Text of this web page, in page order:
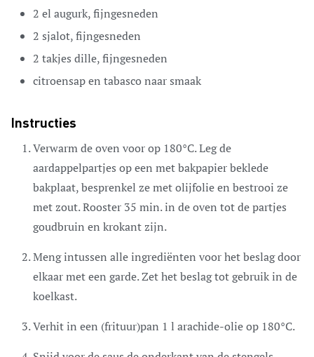
2 el augurk,fijngesneden
2 sjalot,fijngesneden
2 takjes dille,fijngesneden
citroensap en tabasco naar smaak
Instructies
Verwarm de oven voor op 180°C. Leg de
aardappelpartjes op een met bakpapier beklede
bakplaat, besprenkel ze met olijfolie en bestrooi ze
met zout. Rooster 35 min. in de oven tot de partjes
goudbruin en krokant zijn.
Meng intussen alle ingrediënten voor het beslag door
elkaar met een garde. Zet het beslag tot gebruik in de
koelkast.
Verhit in een (frituur)pan 1 l arachide-olie op 180°C.